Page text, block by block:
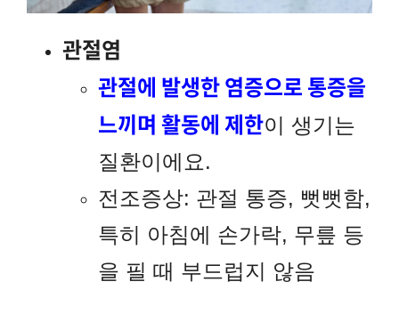
관절염
관절에 발생한 염증으로 통증을
느끼며 활동에 제한이 생기는
질환이에요.
전조증상: 관절 통증, 뻣뻣함,
특히 아침에 손가락, 무릎 등
을 필 때 부드럽지 않음